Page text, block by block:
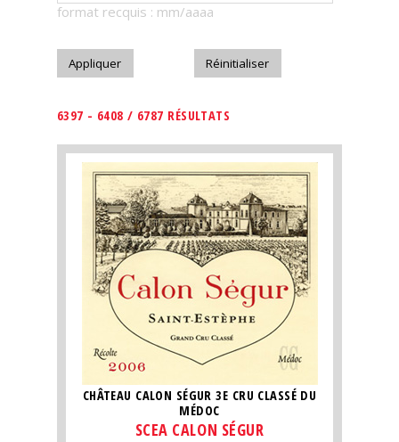
Télécharger
format recquis : mm/aaaa
6397 - 6408 / 6787 RÉSULTATS
CHÂTEAU CALON SÉGUR 3E CRU CLASSÉ DU
MÉDOC
SCEA CALON SÉGUR